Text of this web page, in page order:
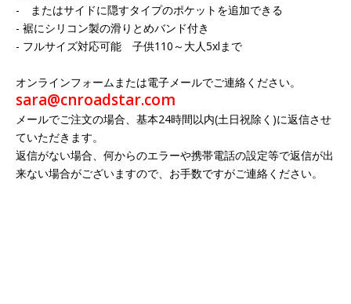
- またはサイドに隠すタイプのポケットを追加できる
- 裾にシリコン製の滑りとめバンド付き
- フルサイズ対応可能 子供110～大人5xlまで
オンラインフォームまたは電子メールでご連絡ください。
sara@cnroadstar.com
メールでご注文の場合、基本24時間以内(土日祝除く)に返信させ
ていただきます。
返信がない場合、何からのエラーや携帯電話の設定等で返信が出
来ない場合がございますので、お手数ですがご連絡ください。